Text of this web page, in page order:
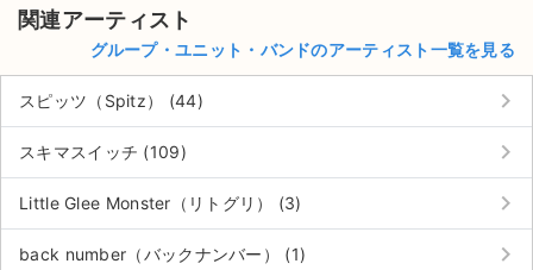
関連アーティスト
グループ・ユニット・バンドのアーティスト一覧を見る
スピッツ（Spitz） (44) keyboard_arrow_right
スキマスイッチ (109) keyboard_arrow_right
Little Glee Monster（リトグリ） (3) keyboard_arrow_right
back number（バックナンバー） (1) keyboard_arrow_right